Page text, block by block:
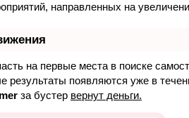
направленных на
на первые места в поиске
результаты появляются уже в
за бустер вернут деньги.